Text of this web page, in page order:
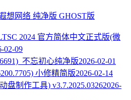
想网络 纯净版 GHOST版
2024 官方简体中文正式版(微
02-09
不忘初心纯净版2026-02-01
小修精简版2026-02-14
盘制作工具) v3.7.2025.03262026-